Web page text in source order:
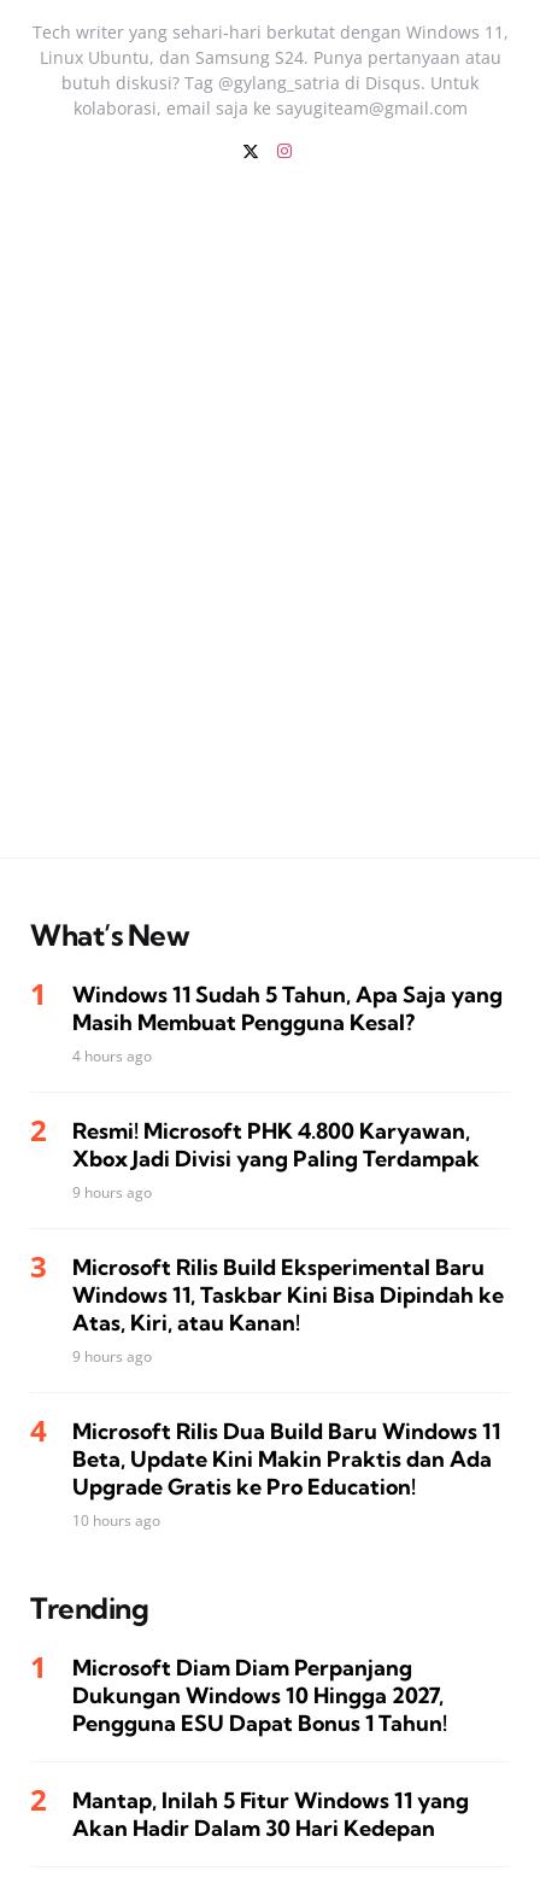
Tech writer yang sehari‑hari berkutat dengan Windows 11,
Linux Ubuntu, dan Samsung S24. Punya pertanyaan atau
butuh diskusi? Tag @gylang_satria di Disqus. Untuk
kolaborasi, email saja ke sayugiteam@gmail.com
What’s New
Windows 11 Sudah 5 Tahun, Apa Saja yang
Masih Membuat Pengguna Kesal?
4 hours ago
Resmi! Microsoft PHK 4.800 Karyawan,
Xbox Jadi Divisi yang Paling Terdampak
9 hours ago
Microsoft Rilis Build Eksperimental Baru
Windows 11, Taskbar Kini Bisa Dipindah ke
Atas, Kiri, atau Kanan!
9 hours ago
Microsoft Rilis Dua Build Baru Windows 11
Beta, Update Kini Makin Praktis dan Ada
Upgrade Gratis ke Pro Education!
10 hours ago
Trending
Microsoft Diam Diam Perpanjang
Dukungan Windows 10 Hingga 2027,
Pengguna ESU Dapat Bonus 1 Tahun!
Mantap, Inilah 5 Fitur Windows 11 yang
Akan Hadir Dalam 30 Hari Kedepan